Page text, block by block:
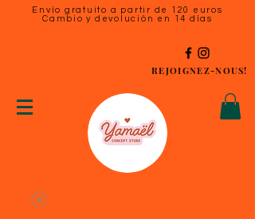
Envío gratuito a partir de 120 euros
Cambio y devolución en 14 días
REJOIGNEZ-NOUS!